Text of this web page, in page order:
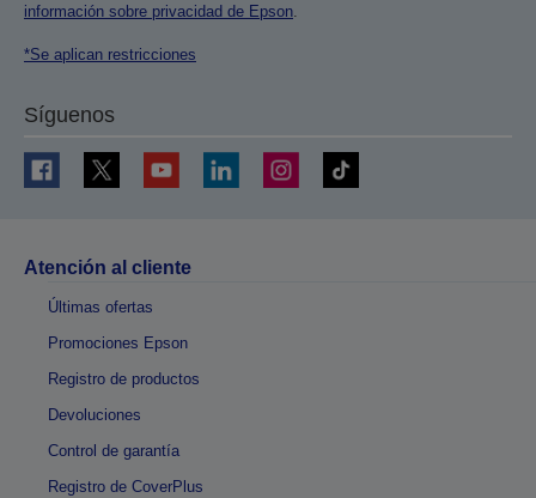
información sobre privacidad de Epson.
*Se aplican restricciones
Síguenos
Atención al cliente
Últimas ofertas
Promociones Epson
Registro de productos
Devoluciones
Control de garantía
Registro de CoverPlus